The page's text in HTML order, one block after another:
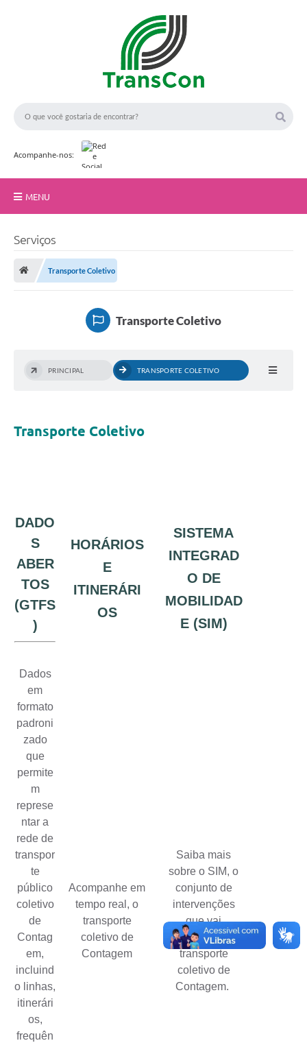
Acompanhe-nos:
MENU
Serviços
Notícias
Serviços
Transporte Coletivo
Transporte Coletivo
PRINCIPAL TRANSPORTE COLETIVO
Transporte Coletivo
DADO
S
ABER
TOS
(GTFS
)
HORÁRIOS
E
ITINERÁRI
OS
SISTEMA
INTEGRAD
O DE
MOBILIDAD
E (SIM)
Dados
em
formato
padroni
zado
que
permite
m
represe
ntar a
rede de
transpor
te
público
coletivo
de
Contag
em,
incluind
o linhas,
itinerári
os,
frequên
Acompanhe em
tempo real, o
transporte
coletivo de
Contagem
Saiba mais
sobre o SIM, o
conjunto de
intervenções
que vai
reformular o
transporte
coletivo de
Contagem.